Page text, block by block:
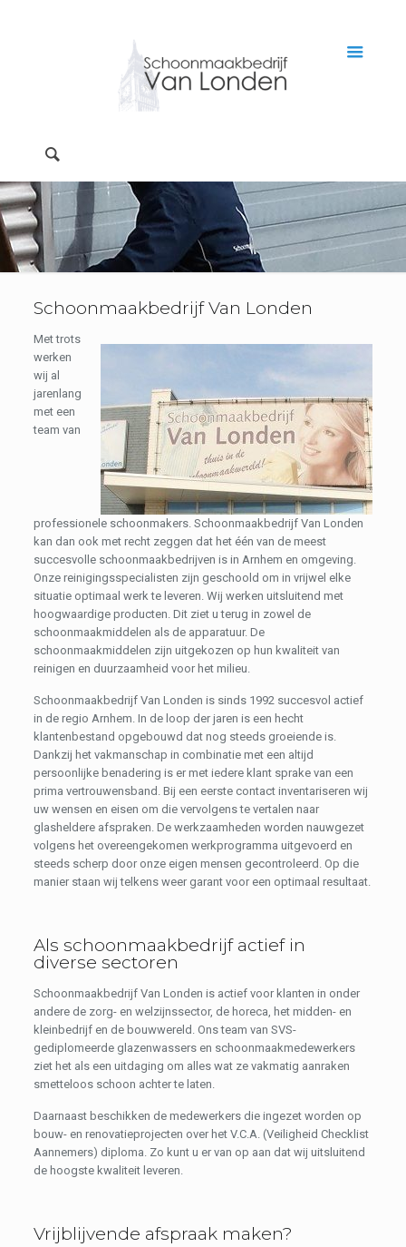
Schoonmaakbedrijf Van Londen
Met trots
werken
wij al
jarenlang
met een
team van
professionele schoonmakers. Schoonmaakbedrijf Van Londen
kan dan ook met recht zeggen dat het één van de meest
succesvolle schoonmaakbedrijven is in Arnhem en omgeving.
Onze reinigingsspecialisten zijn geschoold om in vrijwel elke
situatie optimaal werk te leveren. Wij werken uitsluitend met
hoogwaardige producten. Dit ziet u terug in zowel de
schoonmaakmiddelen als de apparatuur. De
schoonmaakmiddelen zijn uitgekozen op hun kwaliteit van
reinigen en duurzaamheid voor het milieu.
Schoonmaakbedrijf Van Londen is sinds 1992 succesvol actief
in de regio Arnhem. In de loop der jaren is een hecht
klantenbestand opgebouwd dat nog steeds groeiende is.
Dankzij het vakmanschap in combinatie met een altijd
persoonlijke benadering is er met iedere klant sprake van een
prima vertrouwensband. Bij een eerste contact inventariseren wij
uw wensen en eisen om die vervolgens te vertalen naar
glasheldere afspraken. De werkzaamheden worden nauwgezet
volgens het overeengekomen werkprogramma uitgevoerd en
steeds scherp door onze eigen mensen gecontroleerd. Op die
manier staan wij telkens weer garant voor een optimaal resultaat.
Als schoonmaakbedrijf actief in
diverse sectoren
Schoonmaakbedrijf Van Londen is actief voor klanten in onder
andere de zorg- en welzijnssector, de horeca, het midden- en
kleinbedrijf en de bouwwereld. Ons team van SVS-
gediplomeerde glazenwassers en schoonmaakmedewerkers
ziet het als een uitdaging om alles wat ze vakmatig aanraken
smetteloos schoon achter te laten.
Daarnaast beschikken de medewerkers die ingezet worden op
bouw- en renovatieprojecten over het V.C.A. (Veiligheid Checklist
Aannemers) diploma. Zo kunt u er van op aan dat wij uitsluitend
de hoogste kwaliteit leveren.
Vrijblijvende afspraak maken?